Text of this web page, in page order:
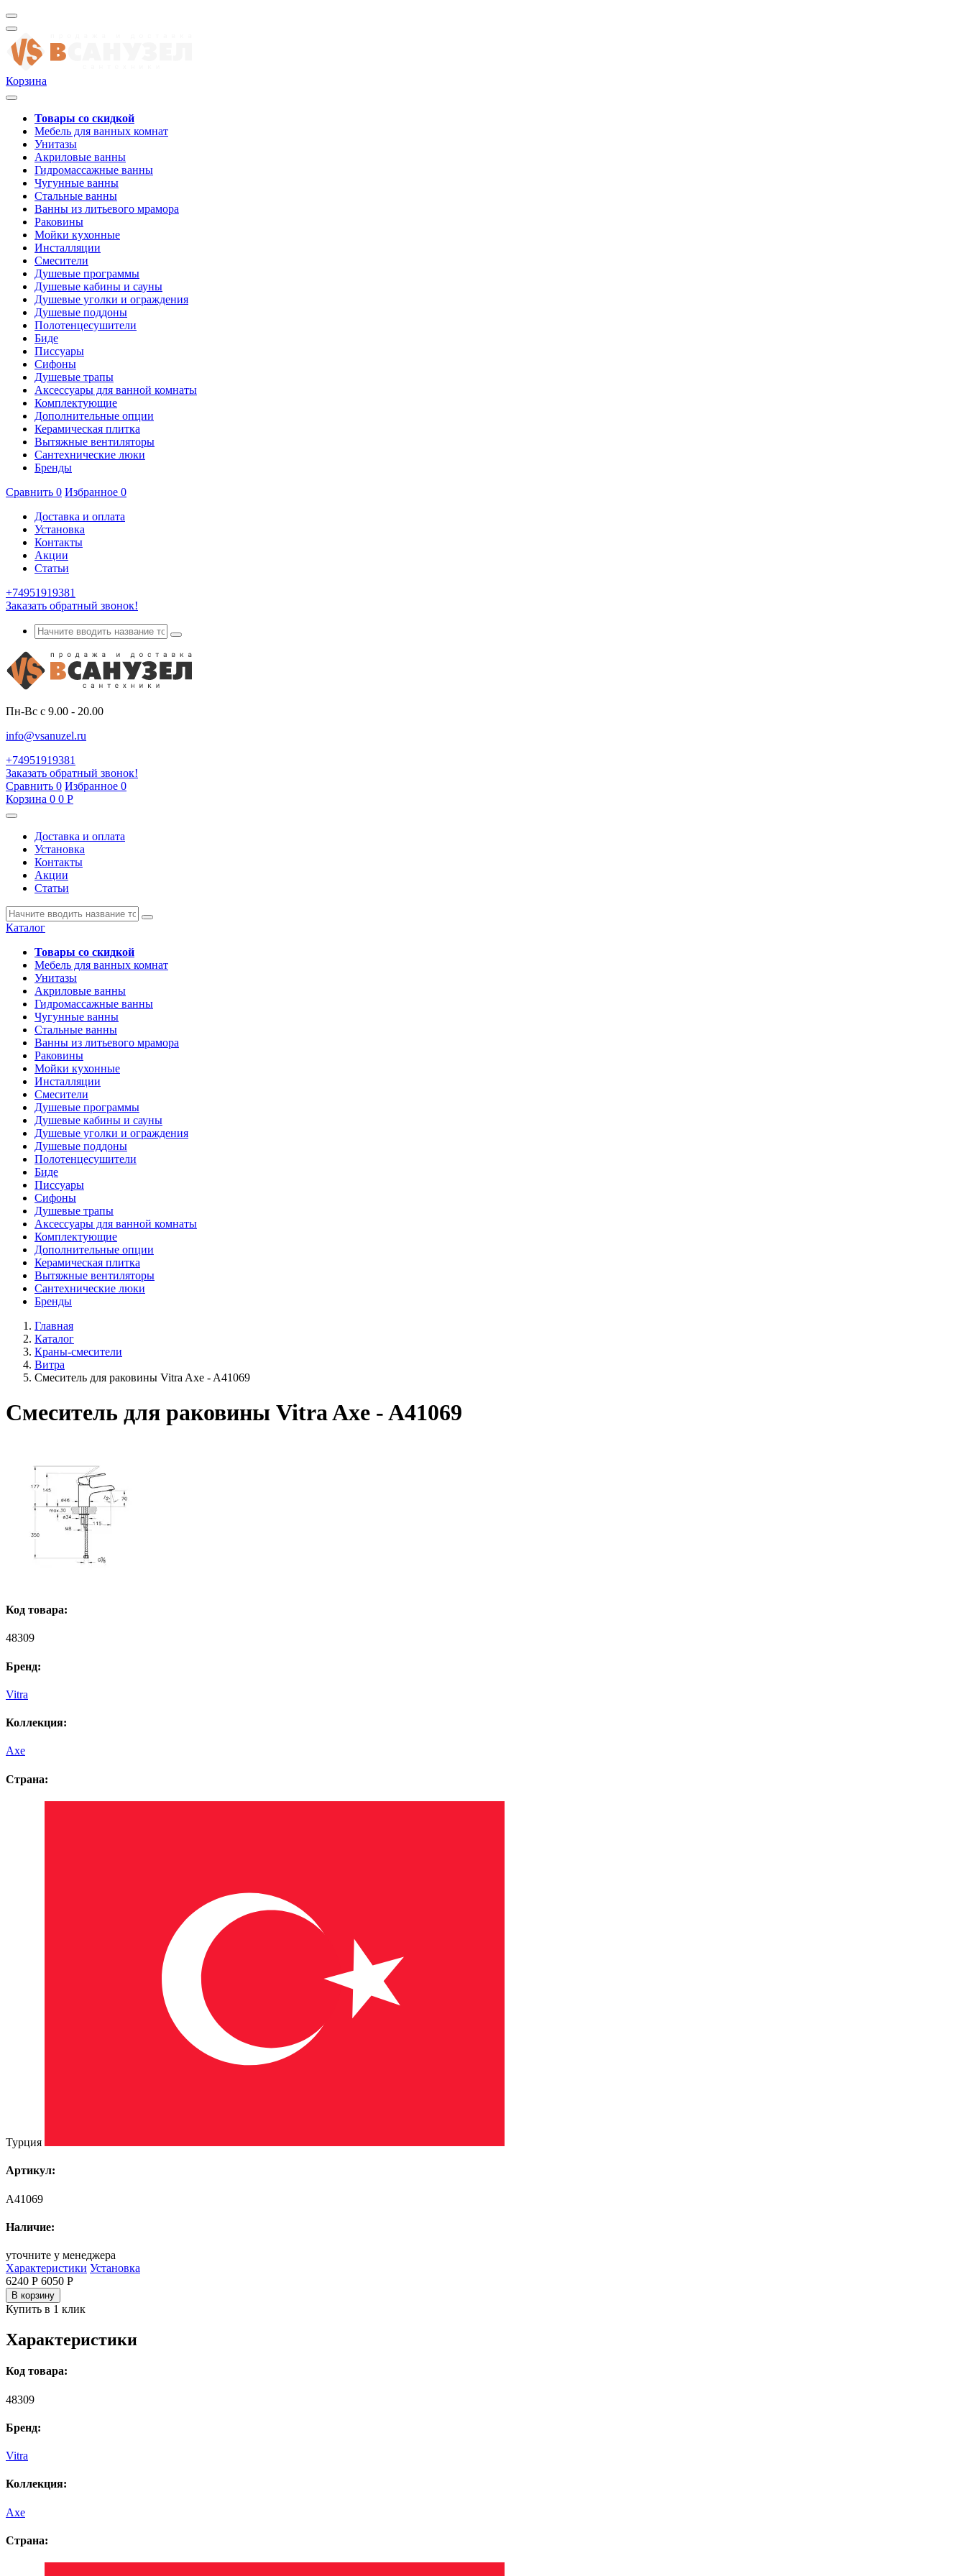
Корзина
Товары со скидкой
Мебель для ванных комнат
Унитазы
Акриловые ванны
Гидромассажные ванны
Чугунные ванны
Стальные ванны
Ванны из литьевого мрамора
Раковины
Мойки кухонные
Инсталляции
Смесители
Душевые программы
Душевые кабины и сауны
Душевые уголки и ограждения
Душевые поддоны
Полотенцесушители
Биде
Писсуары
Сифоны
Душевые трапы
Аксессуары для ванной комнаты
Комплектующие
Дополнительные опции
Керамическая плитка
Вытяжные вентиляторы
Сантехнические люки
Бренды
Сравнить 0 Избранное 0
Доставка и оплата
Установка
Контакты
Акции
Статьи
+74951919381
Заказать обратный звонок!
Пн-Вс с 9.00 - 20.00
info@vsanuzel.ru
+74951919381
Заказать обратный звонок!
Сравнить 0 Избранное 0
Корзина 0 0 Р
Доставка и оплата
Установка
Контакты
Акции
Статьи
Каталог
Товары со скидкой
Мебель для ванных комнат
Унитазы
Акриловые ванны
Гидромассажные ванны
Чугунные ванны
Стальные ванны
Ванны из литьевого мрамора
Раковины
Мойки кухонные
Инсталляции
Смесители
Душевые программы
Душевые кабины и сауны
Душевые уголки и ограждения
Душевые поддоны
Полотенцесушители
Биде
Писсуары
Сифоны
Душевые трапы
Аксессуары для ванной комнаты
Комплектующие
Дополнительные опции
Керамическая плитка
Вытяжные вентиляторы
Сантехнические люки
Бренды
Главная
Каталог
Краны-смесители
Витра
Смеситель для раковины Vitra Axe - A41069
Смеситель для раковины Vitra Axe - A41069
Код товара:
48309
Бренд:
Vitra
Коллекция:
Axe
Страна:
Турция
Артикул:
A41069
Наличие:
уточните у менеджера
Характеристики Установка
6240 Р 6050 Р
В корзину
Купить в 1 клик
Характеристики
Код товара:
48309
Бренд:
Vitra
Коллекция:
Axe
Страна: